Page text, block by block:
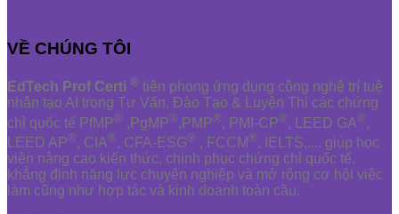
VỀ CHÚNG TÔI
EdTech Prof Certi ® tiên phong ứng dụng công nghệ trí tuệ
nhân tạo AI trong Tư Vấn, Đào Tạo & Luyện Thi các chứng
chỉ quốc tế PfMP® ,PgMP®,PMP®, PMI-CP®, LEED GA®,
LEED AP®, CIA®, CFA-ESG® , FCCM®, IELTS,.... giúp học
viên nâng cao kiến thức, chinh phục chứng chỉ quốc tế,
khẳng định năng lực chuyên nghiệp và mở rộng cơ hội việc
làm cũng như hợp tác và kinh doanh toàn cầu.